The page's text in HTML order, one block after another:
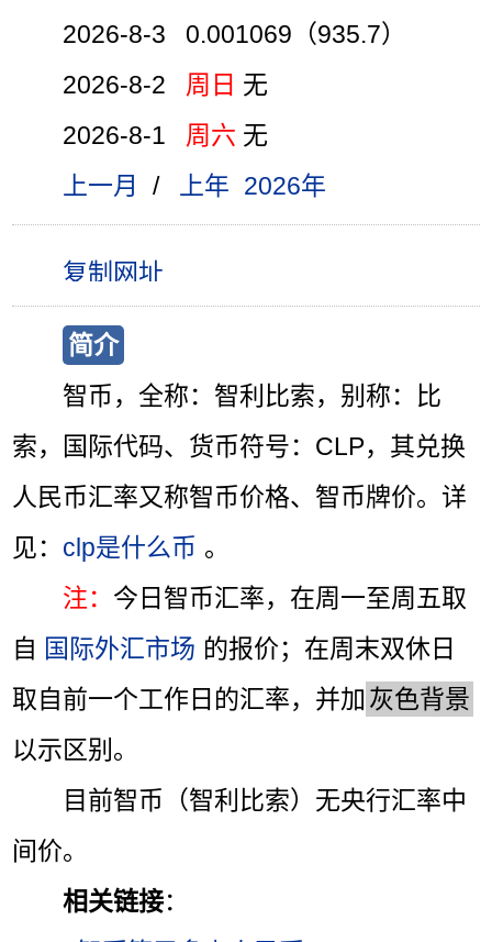
2026-8-3 0.001069（935.7）
2026-8-2 周日 无
2026-8-1 周六 无
上一月
/ 上年 2026年
简介
智币，全称：智利比索，别称：比
索，国际代码、货币符号：CLP，其兑换
人民币汇率又称智币价格、智币牌价。详
见： clp是什么币 。
注： 今日智币汇率，在周一至周五取
自 国际外汇市场 的报价；在周末双休日
取自前一个工作日的汇率，并加 灰色背景
以示区别。
目前智币（智利比索）无央行汇率中
间价。
相关链接：